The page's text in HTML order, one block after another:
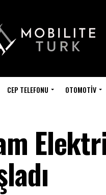
CEP TELEFONU OTOMOTIV